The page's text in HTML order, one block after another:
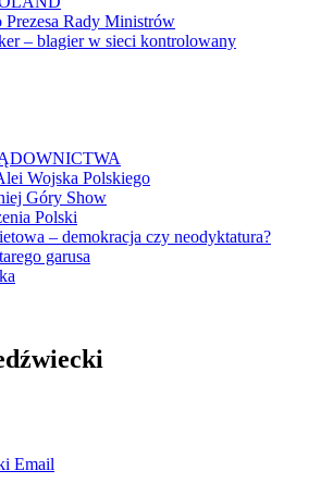
Rady Ministrów
– blagier w sieci kontrolowany
Wojska Polskiego
Góry Show
Polski
– demokracja czy neodyktatura?
garusa
Email